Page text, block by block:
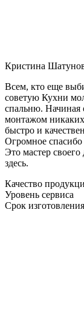
Кристина
Всем, кто еще
советую Кухни
спальню. Начиная
монтажом
быстро и
Огромное
Это мастер своего
здесь.
Качество
Уровень сервиса
Срок изготовления